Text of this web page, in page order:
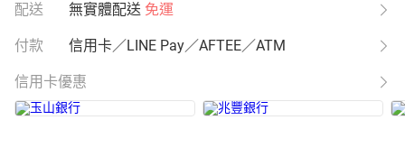
配送 無實體配送 免運
付款 信用卡／LINE Pay／AFTEE／ATM
信用卡優惠